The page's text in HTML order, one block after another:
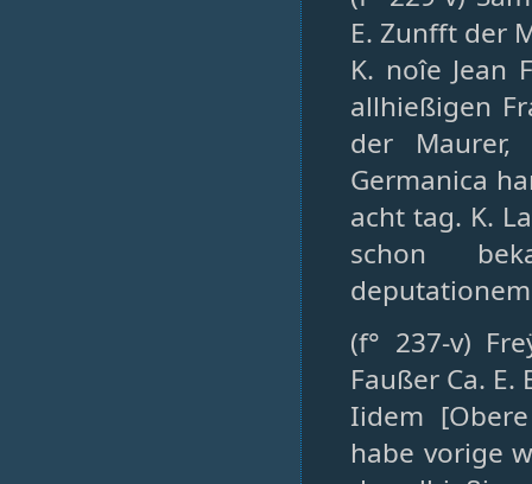
E. Zunfft der
K. noîe Jean
allhießigen
der Maurer,
Germanica
acht tag. K.
schon
(f° 237-v)
Faußer Ca.
Iidem
habe vorige